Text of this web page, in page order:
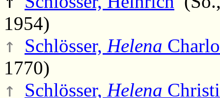
1954)
↑ Schlösser, Helena
1770)
↑ Schlösser, Helena